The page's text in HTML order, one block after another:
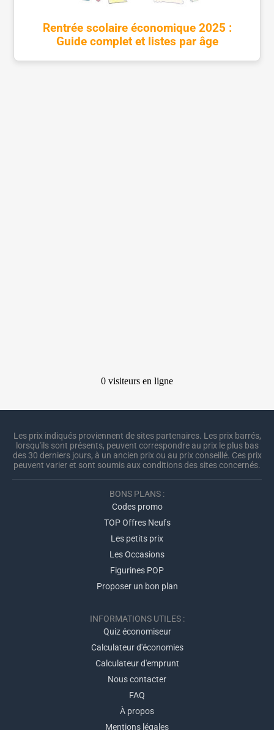
Rentrée scolaire économique 2025 :
Guide complet et listes par âge
Les prix indiqués proviennent de sites partenaires. Les prix barrés,
lorsqu'ils sont présents, peuvent correspondre au prix le plus bas
des 30 derniers jours, à un ancien prix ou au prix conseillé. Ces prix
peuvent varier et sont soumis aux conditions des sites concernés.
BONS PLANS :
Codes promo
TOP Offres Neufs
Les petits prix
Les Occasions
Figurines POP
Proposer un bon plan
INFORMATIONS UTILES :
Quiz économiseur
Calculateur d'économies
Calculateur d'emprunt
Nous contacter
FAQ
À propos
Mentions légales